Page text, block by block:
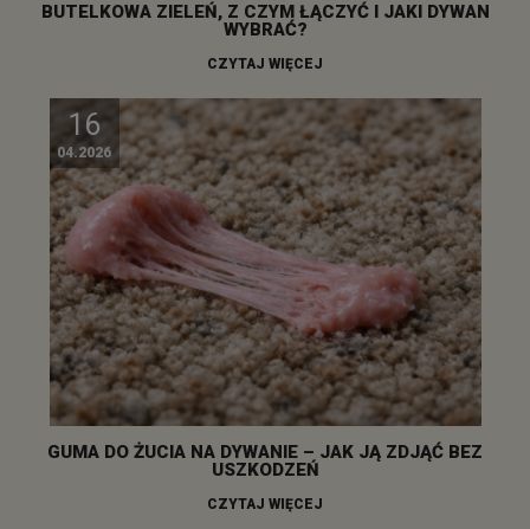
BUTELKOWA ZIELEŃ, Z CZYM ŁĄCZYĆ I JAKI DYWAN
WYBRAĆ?
CZYTAJ WIĘCEJ
16
04.2026
GUMA DO ŻUCIA NA DYWANIE – JAK JĄ ZDJĄĆ BEZ
USZKODZEŃ
CZYTAJ WIĘCEJ